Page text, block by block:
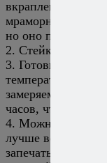
вкраплениями
мраморности нет,
но оно получится
2. Стейки
3. Готовить
температуры
замеряем, нет
часов, чтобы
4. Можно и в
лучше всего —
запечатывать,